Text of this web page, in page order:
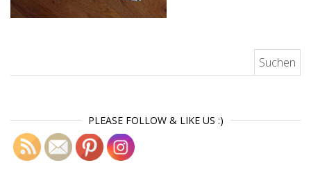
PLEASE FOLLOW & LIKE US :)